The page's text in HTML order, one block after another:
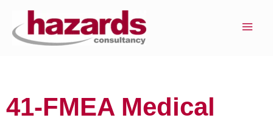
para
41-FMEA Medical